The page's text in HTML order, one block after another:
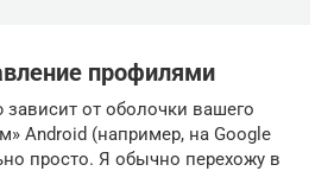
профилями
от оболочки вашего
Android (например, на Google
просто. Я обычно перехожу в